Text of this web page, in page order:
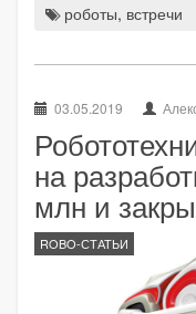
роботы, встречи
03.05.2019
на
млн и
ROBO-СТАТЬИ